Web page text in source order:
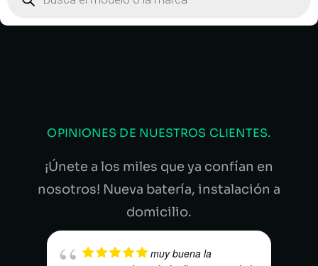
OPINIONES DE NUESTROS CLIENTES.
¡Únete a los miles que ya confían en
nosotros! Nueva batería, instalación a
domicilio.
muy buena la